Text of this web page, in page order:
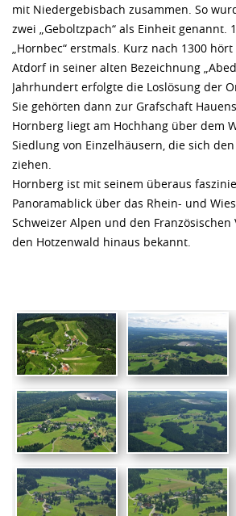
mit Niedergebisbach zusammen. So
zwei „Geboltzpach“ als Einheit genannt.
„Hornbec“ erstmals. Kurz nach 1300
Atdorf in seiner alten Bezeichnung
Jahrhundert erfolgte die Loslösung der
Sie gehörten dann zur Grafschaft
Hornberg liegt am Hochhang über dem
Siedlung von Einzelhäusern, die sich
ziehen.
Hornberg ist mit seinem überaus
Panoramablick über das Rhein- und
Schweizer Alpen und den Französischen
den Hotzenwald hinaus bekannt.